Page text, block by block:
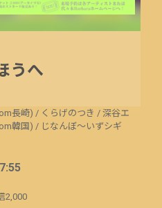
うへ
長崎) / くらげのつき / 深谷エ
韓国) / じなんぼ～いずシギ
2,000